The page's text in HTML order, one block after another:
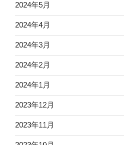
2024年5月
2024年4月
2024年3月
2024年2月
2024年1月
2023年12月
2023年11月